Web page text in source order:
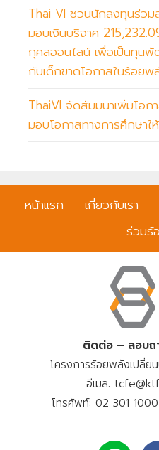
Thai VI ชวนนักลงทุนร่วม
มอบเงินบริจาค
กุศลออนไลน์ เพื่อเป็นทุน
กับเด็กขาดโอกาสในร้อย
ThaiVI จัดสัมมนาเพิ่มโอก
มอบโอกาสทางการศึกษาใ
หน้าแรก เกี่ยวกับเรา
ร่วมร้
ติดต่อ – สอบถ
โครงการร้อยพลังเปลี่ย
อีเมล:
โทรศัพท์: 02 301 1000